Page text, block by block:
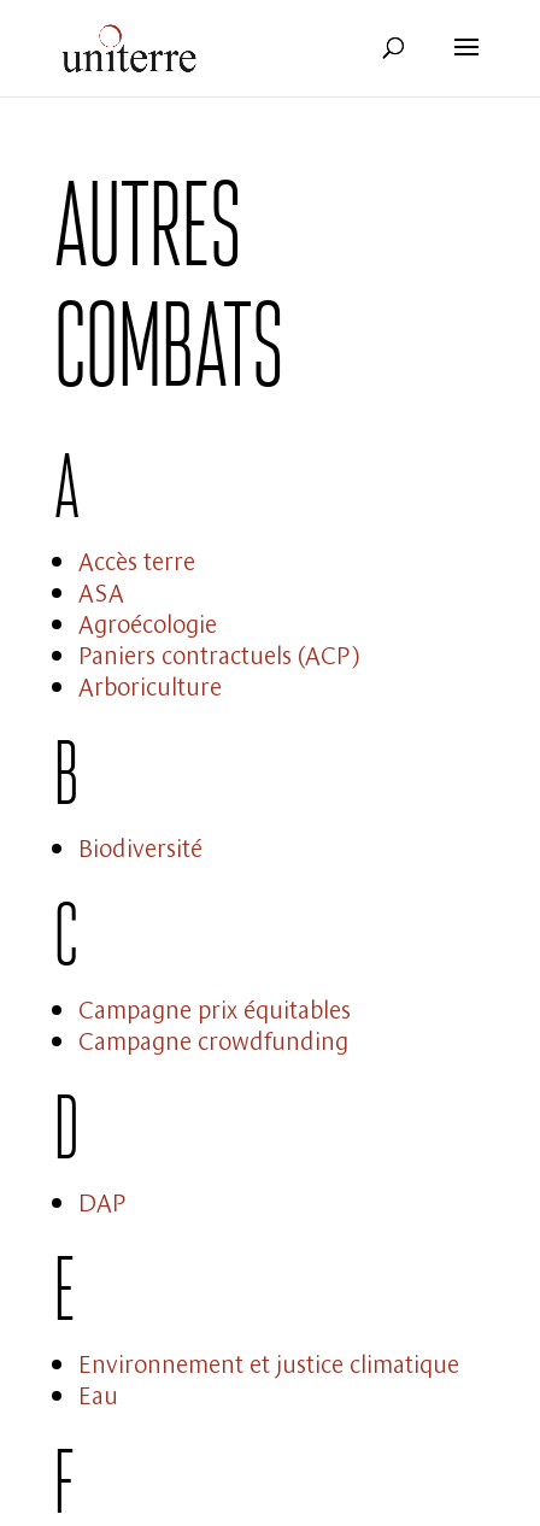
Autres
combats
A
Accès terre
ASA
Agroécologie
Paniers contractuels (ACP)
Arboriculture
B
Biodiversité
C
Campagne prix équitables
Campagne crowdfunding
D
DAP
E
Environnement et justice climatique
Eau
F